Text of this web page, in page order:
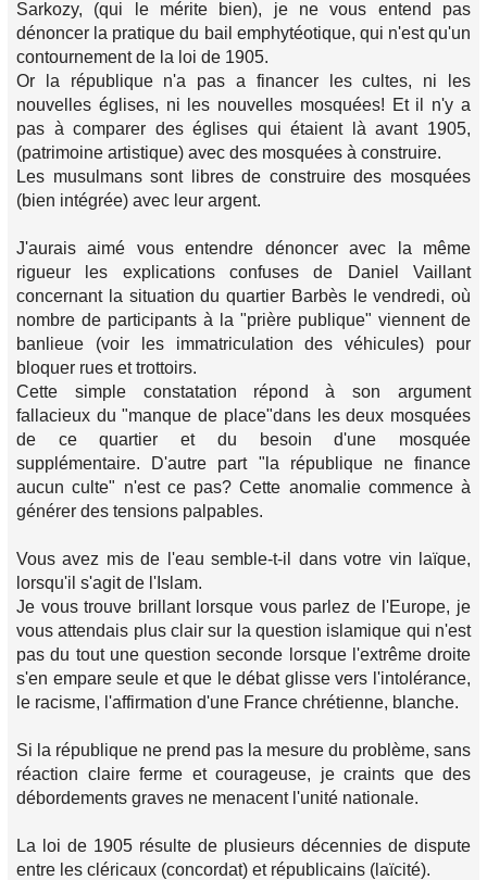
Sarkozy, (qui le mérite bien), je ne vous entend pas
dénoncer la pratique du bail emphytéotique, qui n'est qu'un
contournement de la loi de 1905.
Or la république n'a pas a financer les cultes, ni les
nouvelles églises, ni les nouvelles mosquées! Et il n'y a
pas à comparer des églises qui étaient là avant 1905,
(patrimoine artistique) avec des mosquées à construire.
Les musulmans sont libres de construire des mosquées
(bien intégrée) avec leur argent.
J'aurais aimé vous entendre dénoncer avec la même
rigueur les explications confuses de Daniel Vaillant
concernant la situation du quartier Barbès le vendredi, où
nombre de participants à la "prière publique" viennent de
banlieue (voir les immatriculation des véhicules) pour
bloquer rues et trottoirs.
Cette simple constatation répond à son argument
fallacieux du "manque de place"dans les deux mosquées
de ce quartier et du besoin d'une mosquée
supplémentaire. D'autre part "la république ne finance
aucun culte" n'est ce pas? Cette anomalie commence à
générer des tensions palpables.
Vous avez mis de l'eau semble-t-il dans votre vin laïque,
lorsqu'il s'agit de l'Islam.
Je vous trouve brillant lorsque vous parlez de l'Europe, je
vous attendais plus clair sur la question islamique qui n'est
pas du tout une question seconde lorsque l'extrême droite
s'en empare seule et que le débat glisse vers l'intolérance,
le racisme, l'affirmation d'une France chrétienne, blanche.
Si la république ne prend pas la mesure du problème, sans
réaction claire ferme et courageuse, je craints que des
débordements graves ne menacent l'unité nationale.
La loi de 1905 résulte de plusieurs décennies de dispute
entre les cléricaux (concordat) et républicains (laïcité).